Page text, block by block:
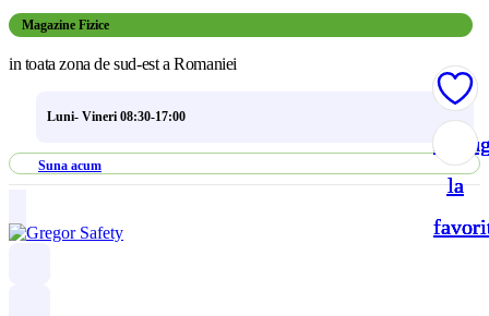
Magazine Fizice
in toata zona de sud-est a Romaniei
Luni- Vineri 08:30-17:00
Suna acum
la
la
la
la